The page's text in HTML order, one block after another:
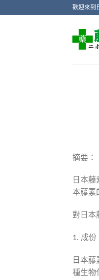
歡迎來到
摘要：
日本
本藤素
對日本
1. 成份
日本
種生物